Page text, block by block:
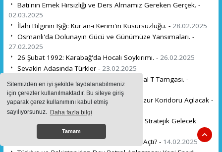
Sitemizden en iyi şekilde faydalanabilmeniz
için çerezler kullanılmaktadır. Bu siteye giriş
yaparak çerez kullanımını kabul etmiş
sayılıyorsunuz. Daha fazla bilgi
Tamam
Batı'nın Emek Hırsızlığı ve Ders Almamız Gereken Gerçek. -
02.03.2025
İlahi Bilginin Işığı: Kur'an-ı Kerim'in Kusursuzluğu. - 28.02.2025
Osmanlı'da Dolunayın Gücü ve Günümüze Yansımaları. -
27.02.2025
26 Şubat 1992: Karabağ'da Hocalı Soykırımı. - 26.02.2025
Sevakin Adasında Türkler - 23.02.2025
Kıtalararası Bağların Kadim Şifreleri: Kutsal T Tamgası. -
20.02.2025
İran'ın Absürt İddialarına Rağmen Zengezur Koridoru Açılacak -
17.02.2025
Avrupa'nın Türkiye'ye Olan Bağımlılığı ve Stratejik Gelecek
Rafet ULUTÜRK . -16.02.2025
Pislikten Medeniyete: Avrupa Nasıl Arayı Açtı? - 14.02.2025